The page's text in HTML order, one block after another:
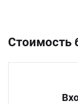
Стоимость